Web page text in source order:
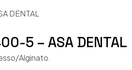
DENTAL
5 – ASA DENTAL
Alginato.